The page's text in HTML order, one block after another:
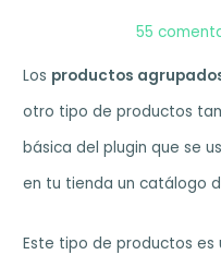
55
Los productos
otro tipo de productos
básica del plugin que se
en tu tienda un catálogo
Este tipo de productos es